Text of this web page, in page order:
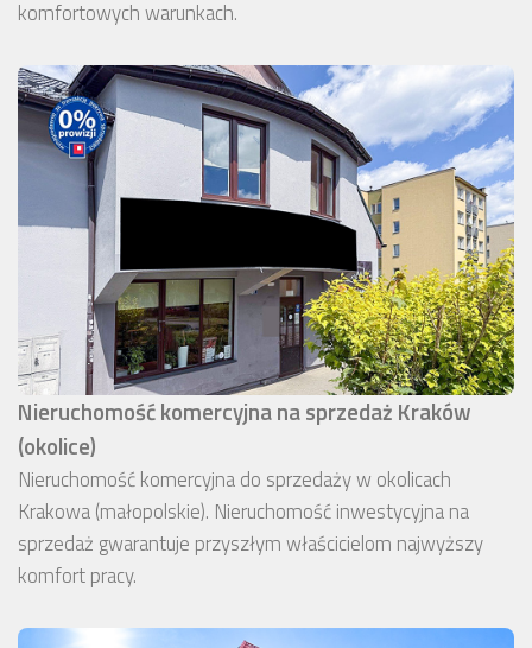
komfortowych warunkach.
Nieruchomość komercyjna na sprzedaż Kraków
(okolice)
Nieruchomość komercyjna do sprzedaży w okolicach
Krakowa (małopolskie). Nieruchomość inwestycyjna na
sprzedaż gwarantuje przyszłym właścicielom najwyższy
komfort pracy.